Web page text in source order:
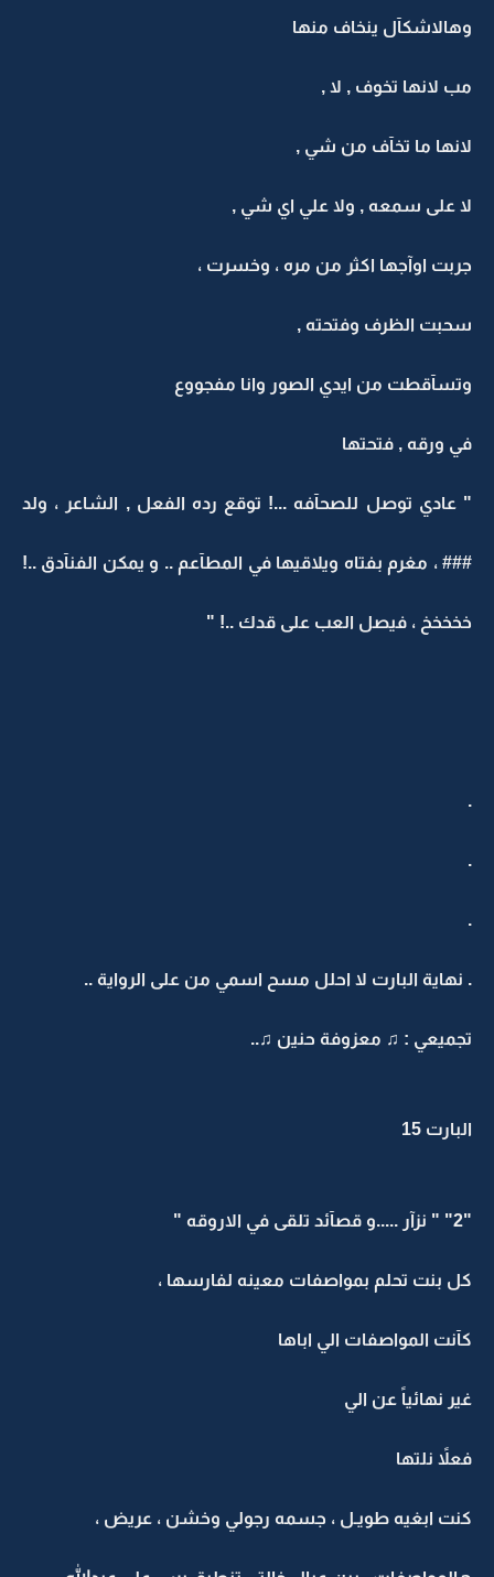
وهالاشكآل ينخاف منها
مب لانها تخوف , لا ,
لانها ما تخآف من شي ,
لا على سمعه , ولا علي اي شي ,
جربت اوآجها اكثر من مره ، وخسرت ،
سحبت الظرف وفتحته ,
وتسآقطت من ايدي الصور وانا مفجووع
في ورقه , فتحتها
" عادي توصل للصحآفه ...! توقع رده الفعل , الشاعر ، ولد
### ، مغرم بفتاه ويلاقيها في المطآعم .. و يمكن الفنآدق ..!
خخخخخ ، فيصل العب على قدك ..! "
.
.
.
. نهاية البارت لا احلل مسح اسمي من على الرواية ..
تجميعي : ♫ معزوفة حنين ♫..
البارت 15
"2" " نزآر .....و قصآئد تلقى في الاروقه "
كل بنت تحلم بمواصفات معينه لفارسها ،
كآنت المواصفات الي اباها
غير نهائياً عن الي
فعلاً نلتها
كنت ابغيه طويـل ، جسمه رجولي وخشن ، عريض ،